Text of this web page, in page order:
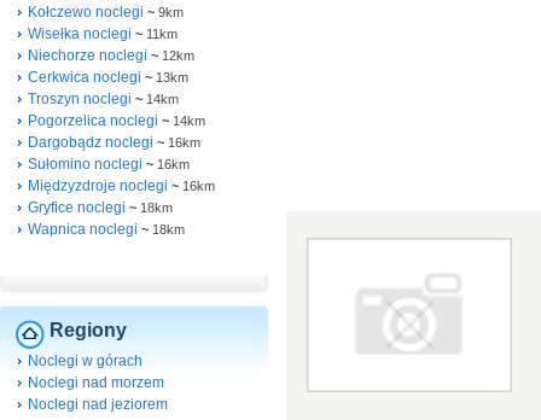
Kołczewo noclegi ~ 9km
Wisełka noclegi ~ 11km
Niechorze noclegi ~ 12km
Cerkwica noclegi ~ 13km
Troszyn noclegi ~ 14km
Pogorzelica noclegi ~ 14km
Dargobądz noclegi ~ 16km
Sułomino noclegi ~ 16km
Międzyzdroje noclegi ~ 16km
Gryfice noclegi ~ 18km
Wapnica noclegi ~ 18km
Regiony
Noclegi w górach
Noclegi nad morzem
Noclegi nad jeziorem